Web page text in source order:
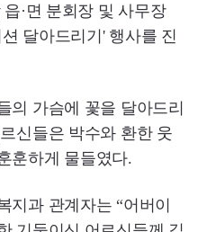
·면 분회장 및 사무장
달아드리기' 행사를 진
의 가슴에 꽃을 달아드리
신들은 박수와 환한 웃
훈하게 물들였다.
지과 관계자는 “어버이